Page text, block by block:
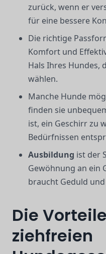
zurück, wenn er
für eine bessere
Die richtige
Komfort und
Hals Ihres Hundes,
wählen.
Manche Hunde
finden sie
ist, ein Geschirr zu
Bedürfnissen
Ausbildung ist der
Gewöhnung an ein
braucht Geduld
Die
ziehfreien